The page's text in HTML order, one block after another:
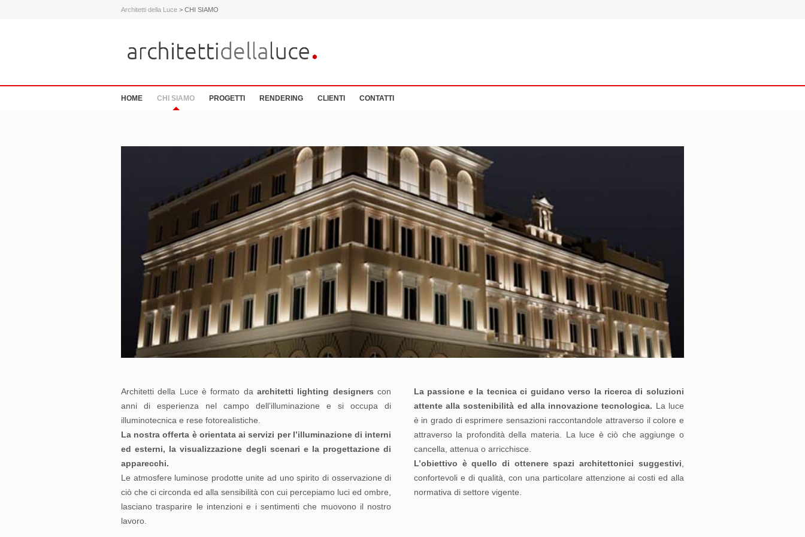
Architetti della Luce > CHI SIAMO
HOME CHI SIAMO PROGETTI RENDERING CLIENTI CONTATTI
Architetti della Luce è formato daarchitetti lighting designers con
anni di esperienza nel campo dell’illuminazione e si occupa di
illuminotecnica e rese fotorealistiche.
La nostra offerta è orientata ai servizi per l’illuminazione di interni
ed esterni, la visualizzazione degli scenari e la progettazione di
apparecchi.
Le atmosfere luminose prodotte unite ad uno spirito di osservazione di
ciò che ci circonda ed alla sensibilità con cui percepiamo luci ed ombre,
lasciano trasparire le intenzioni e i sentimenti che muovono il nostro
lavoro.
La passione e la tecnica ci guidano verso la ricerca di soluzioni
attente alla sostenibilità ed alla innovazione tecnologica. La luce
è in grado di esprimere sensazioni raccontandole attraverso il colore e
attraverso la profondità della materia. La luce è ciò che aggiunge o
cancella, attenua o arricchisce.
L’obiettivo è quello di ottenere spazi architettonici suggestivi
confortevoli e di qualità, con una particolare attenzione ai costi ed alla
normativa di settore vigente.